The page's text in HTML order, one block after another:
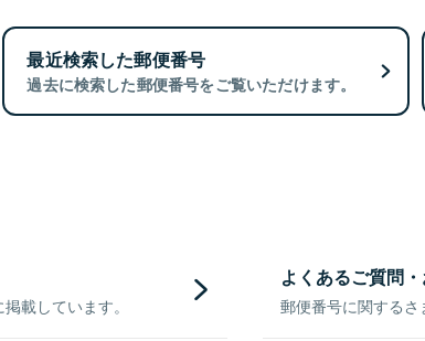
最近検索した郵便番号
過去に検索した郵便番号をご覧いただけます。
載しています。
よくあるご質問
郵便番号に関するさ